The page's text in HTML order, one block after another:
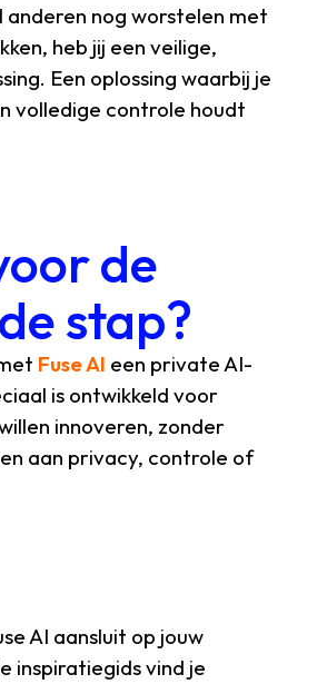
anderen nog worstelen met
heb jij een veilige,
Een oplossing waarbij je
volledige controle houdt
de
stap?
Fuse AI een private AI-
is ontwikkeld voor
innoveren, zonder
aan privacy, controle of
AI aansluit op jouw
inspiratiegids vind je